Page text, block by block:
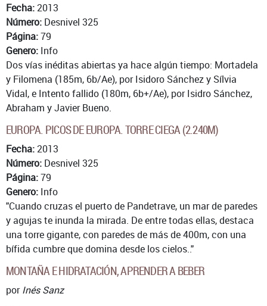
Fecha:2013
Número: Desnivel 325
Página:79
Genero: Info
Dos vías inéditas abiertas ya hace algún tiempo: Mortadela
y Filomena (185m, 6b/Ae), por Isidoro Sánchez y Sílvia
Vidal, e Intento fallido (180m, 6b+/Ae), por Isidro Sánchez,
Abraham y Javier Bueno.
EUROPA. PICOS DE EUROPA. TORRE CIEGA (2.240M)
Fecha:2013
Número: Desnivel 325
Página:79
Genero: Info
"Cuando cruzas el puerto de Pandetrave, un mar de paredes
y agujas te inunda la mirada. De entre todas ellas, destaca
una torre gigante, con paredes de más de 400m, con una
bífida cumbre que domina desde los cielos.."
MONTAÑA E HIDRATACIÓN, APRENDER A BEBER
porInés Sanz